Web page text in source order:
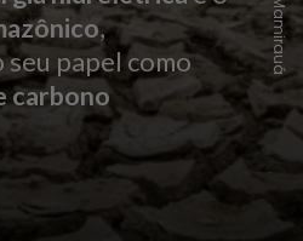
,
papel como
carbono